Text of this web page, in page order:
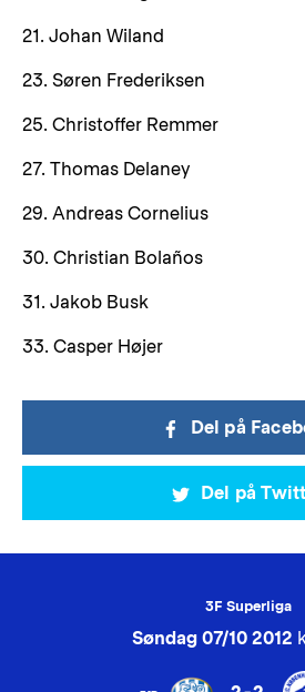
21. Johan Wiland
23. Søren Frederiksen
25. Christoffer Remmer
27. Thomas Delaney
29. Andreas Cornelius
30. Christian Bolaños
31. Jakob Busk
33. Casper Højer
Del på
Del på
3F Superliga
Søndag 07/10 2012